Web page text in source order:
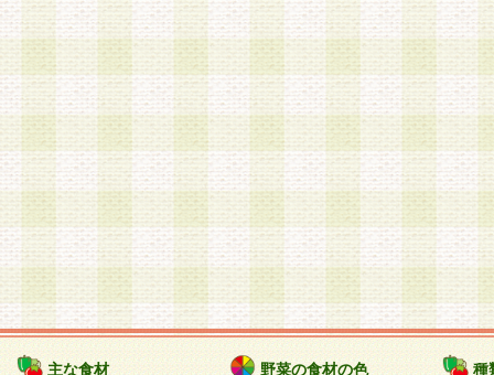
主な食材 野菜の食材の色 種